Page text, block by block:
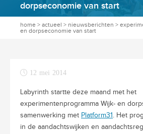
dorpseconomie van start
home > actueel > nieuwsberichten >
en dorpseconomie van start
12 mei 2014
Labyrinth startte deze maand met het
experimentenprogramma Wijk- en
samenwerking met Platform31 . Het
in de aandachtswijken en